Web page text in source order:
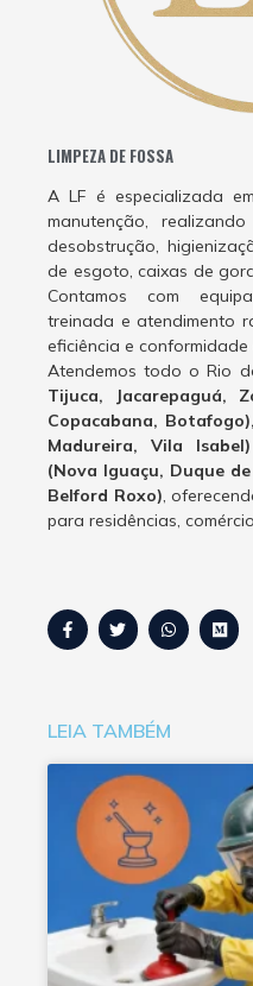
LIMPEZA DE FOSSA
A LF é especializada
manutenção,
desobstrução,
de esgoto, caixas de
Contamos com
treinada e atendimento
eficiência e conformidade
Atendemos todo o Rio
Tijuca, Jacarepaguá,
Copacabana,
Madureira, Vila Isabel)
(Nova Iguaçu, Duque
Belford Roxo),
para residências,
LEIA TAMBÉM